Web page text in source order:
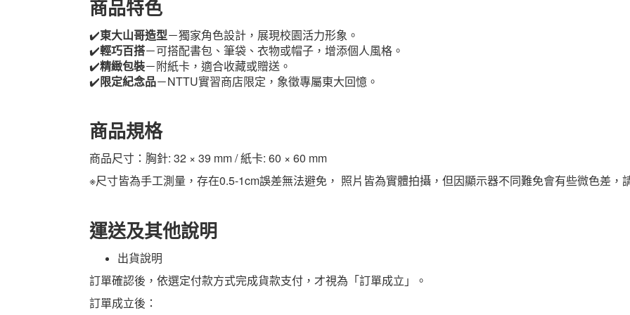
商品特色
✔️東大山哥造型－獨家角色設計，展現校園活力形象。
✔️輕巧百搭－可搭配書包、筆袋、衣物或帽子，增添個人風格。
✔️精緻包裝－附紙卡，適合收藏或贈送。
✔️限定紀念品－NTTU實習商店限定，象徵專屬東大回憶。
商品規格
商品尺寸：胸針: 32 × 39 mm / 紙卡: 60 × 60 mm
※尺寸皆為手工測量，存在0.5-1cm誤差無法避免， 照片皆為實體拍攝，但因顯示器不同難免會有些微色差，
運送及其他說明
出貨說明
訂單確認後，依選定付款方式完成貨款支付，才視為「訂單成立」。
訂單成立後：